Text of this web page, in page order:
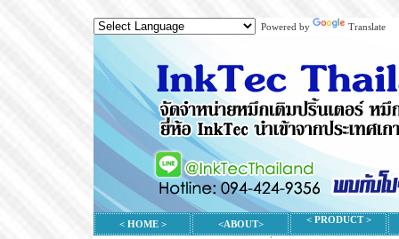
Powered by Translate
< HOME > <ABOUT> < PRODUCT >